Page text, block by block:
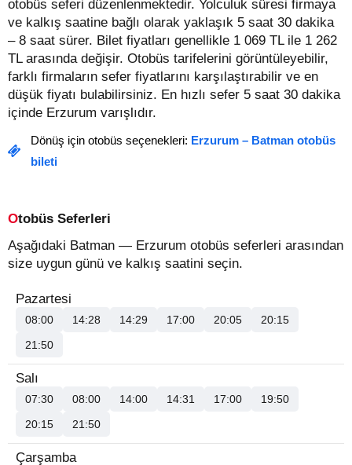
otobüs seferi düzenlenmektedir. Yolculuk süresi firmaya
ve kalkış saatine bağlı olarak yaklaşık 5 saat 30 dakika
– 8 saat sürer. Bilet fiyatları genellikle 1 069 TL ile 1 262
TL arasında değişir. Otobüs tarifelerini görüntüleyebilir,
farklı firmaların sefer fiyatlarını karşılaştırabilir ve en
düşük fiyatı bulabilirsiniz. En hızlı sefer 5 saat 30 dakika
içinde Erzurum varışlıdır.
Dönüş için otobüs seçenekleri: Erzurum – Batman otobüs
bileti
Otobüs Seferleri
Aşağıdaki Batman — Erzurum otobüs seferleri arasından
size uygun günü ve kalkış saatini seçin.
Pazartesi
08:00 14:28 14:29 17:00 20:05
20:15
21:50
Salı
07:30 08:00 14:00 14:31 17:00
19:50
20:15
21:50
Çarşamba